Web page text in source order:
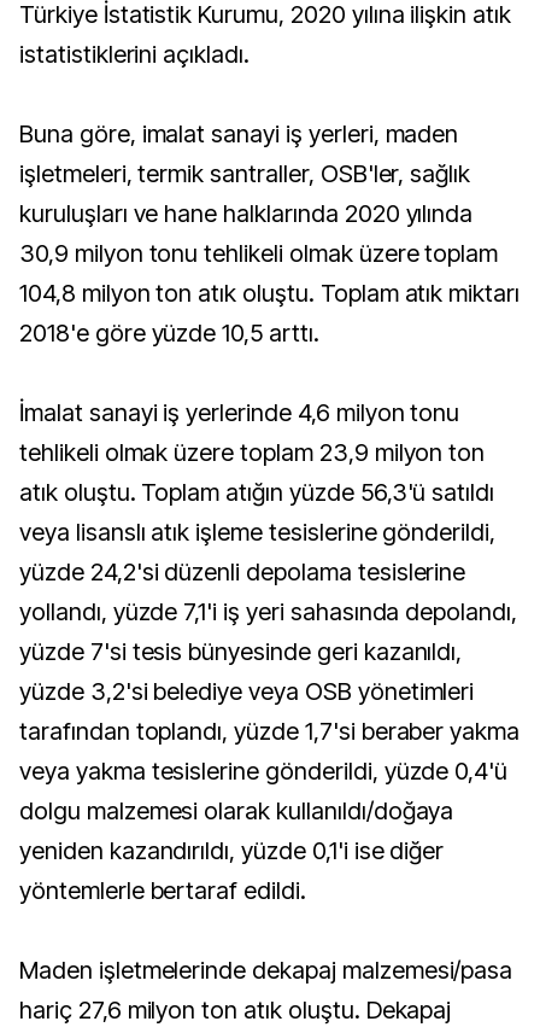
Türkiye İstatistik Kurumu, 2020 yılına ilişkin atık
istatistiklerini açıkladı.
Buna göre, imalat sanayi iş yerleri, maden
işletmeleri, termik santraller, OSB'ler, sağlık
kuruluşları ve hane halklarında 2020 yılında
30,9 milyon tonu tehlikeli olmak üzere toplam
104,8 milyon ton atık oluştu. Toplam atık miktarı
2018'e göre yüzde 10,5 arttı.
İmalat sanayi iş yerlerinde 4,6 milyon tonu
tehlikeli olmak üzere toplam 23,9 milyon ton
atık oluştu. Toplam atığın yüzde 56,3'ü satıldı
veya lisanslı atık işleme tesislerine gönderildi,
yüzde 24,2'si düzenli depolama tesislerine
yollandı, yüzde 7,1'i iş yeri sahasında depolandı,
yüzde 7'si tesis bünyesinde geri kazanıldı,
yüzde 3,2'si belediye veya OSB yönetimleri
tarafından toplandı, yüzde 1,7'si beraber yakma
veya yakma tesislerine gönderildi, yüzde 0,4'ü
dolgu malzemesi olarak kullanıldı/doğaya
yeniden kazandırıldı, yüzde 0,1'i ise diğer
yöntemlerle bertaraf edildi.
Maden işletmelerinde dekapaj malzemesi/pasa
hariç 27,6 milyon ton atık oluştu. Dekapaj